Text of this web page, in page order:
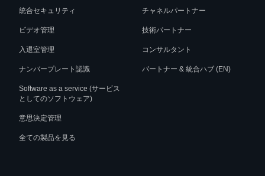
統合セキュリティ
ビデオ管理
入退室管理
ナンバープレート認識
Software as a service (サービス
としてのソフトウェア)
意思決定管理
全ての製品を見る
チャネルパートナー
技術パートナー
コンサルタント
パートナー & 統合ハブ (EN)